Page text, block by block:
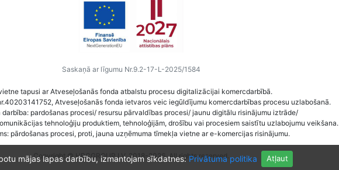
mājas lapas darbību, izmantojam sīkdatnes: Privātuma politika Atļaut
Saskaņā ar līgumu Nr.9.2-17-L-2025/1584
tapusi ar Atveseļošanās fonda atbalstu procesu digitalizācijai komercdarbībā.
Atveseļošanās fonda ietvaros veic iegūldījumu komercdarbības procesu uzlabošanā.
darbība: pardošanas procesi/ resursu pārvaldības procesi/ jaunu digitālu risinājumu iztrāde/
tehnoloģiju produktiem, tehnoloģijām, drošību vai procesiem saistītu uzlabojumu veikšana.
pārdošanas procesi, proti, jauna uzņēmuma tīmekļa vietne ar e-komercijas risinājumu.
Copyright © HRCGROUP.LV, 2018-2026. All rights reserved.